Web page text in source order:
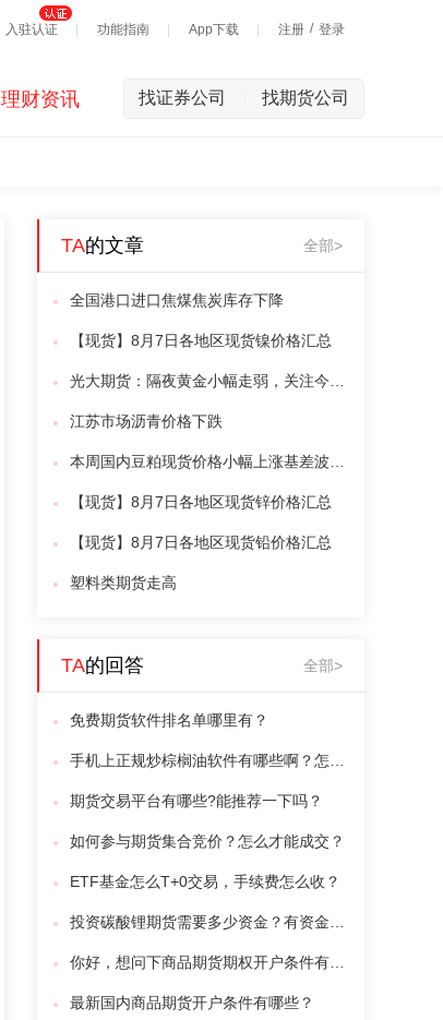
入驻认证 功能指南 App下载 注册 / 登录
理财资讯 找证券公司 找期货公司
TA的文章 全部>
全国港口进口焦煤焦炭库存下降
【现货】8月7日各地区现货镍价格汇总
江苏市场沥青价格下跌
【现货】8月7日各地区现货锌价格汇总
【现货】8月7日各地区现货铅价格汇总
塑料类期货走高
TA的回答 全部>
免费期货软件排名单哪里有？
期货交易平台有哪些?能推荐一下吗？
如何参与期货集合竞价？怎么才能成交？
ETF基金怎么T+0交易，手续费怎么收？
最新国内商品期货开户条件有哪些？